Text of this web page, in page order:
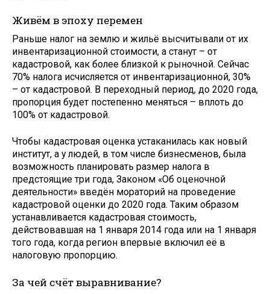
Живём в эпоху перемен
Раньше налог на землю и жильё высчитывали от их
инвентаризационной стоимости, а станут – от
кадастровой, как более близкой к рыночной. Сейчас
70% налога исчисляется от инвентаризационной, 30%
– от кадастровой. В переходный период, до 2020 года,
пропорция будет постепенно меняться – вплоть до
100% от кадастровой.
Чтобы кадастровая оценка устаканилась как новый
институт, а у людей, в том числе бизнесменов, была
возможность планировать размер налога в
предстоящие три года, Законом «Об оценочной
деятельности» введён мораторий на проведение
кадастровой оценки до 2020 года. Таким образом
устанавливается кадастровая стоимость,
действовавшая на 1 января 2014 года или на 1 января
того года, когда регион впервые включил её в
налоговую пропорцию.
За чей счёт выравнивание?